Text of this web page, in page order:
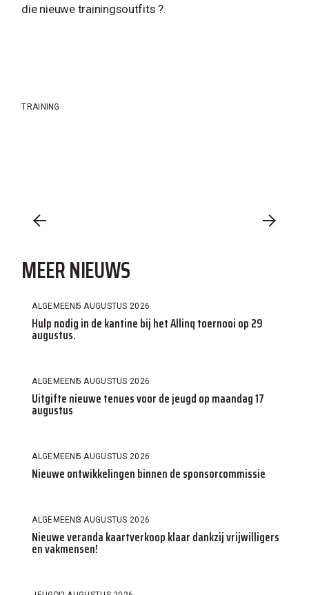
die nieuwe trainingsoutfits ?.
TRAINING
MEER NIEUWS
ALGEMEEN 5 AUGUSTUS 2026
Hulp nodig in de kantine bij het Allinq toernooi op 29
augustus.
ALGEMEEN 5 AUGUSTUS 2026
Uitgifte nieuwe tenues voor de jeugd op maandag 17
augustus
ALGEMEEN 5 AUGUSTUS 2026
Nieuwe ontwikkelingen binnen de sponsorcommissie
ALGEMEEN 3 AUGUSTUS 2026
Nieuwe veranda kaartverkoop klaar dankzij vrijwilligers
en vakmensen!